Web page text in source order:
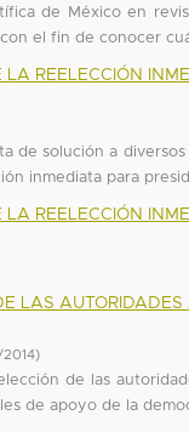
de México en
el fin de conocer
REELECCIÓN
de solución a
inmediata para
REELECCIÓN
LAS AUTORIDADES
)
de las
de apoyo de la